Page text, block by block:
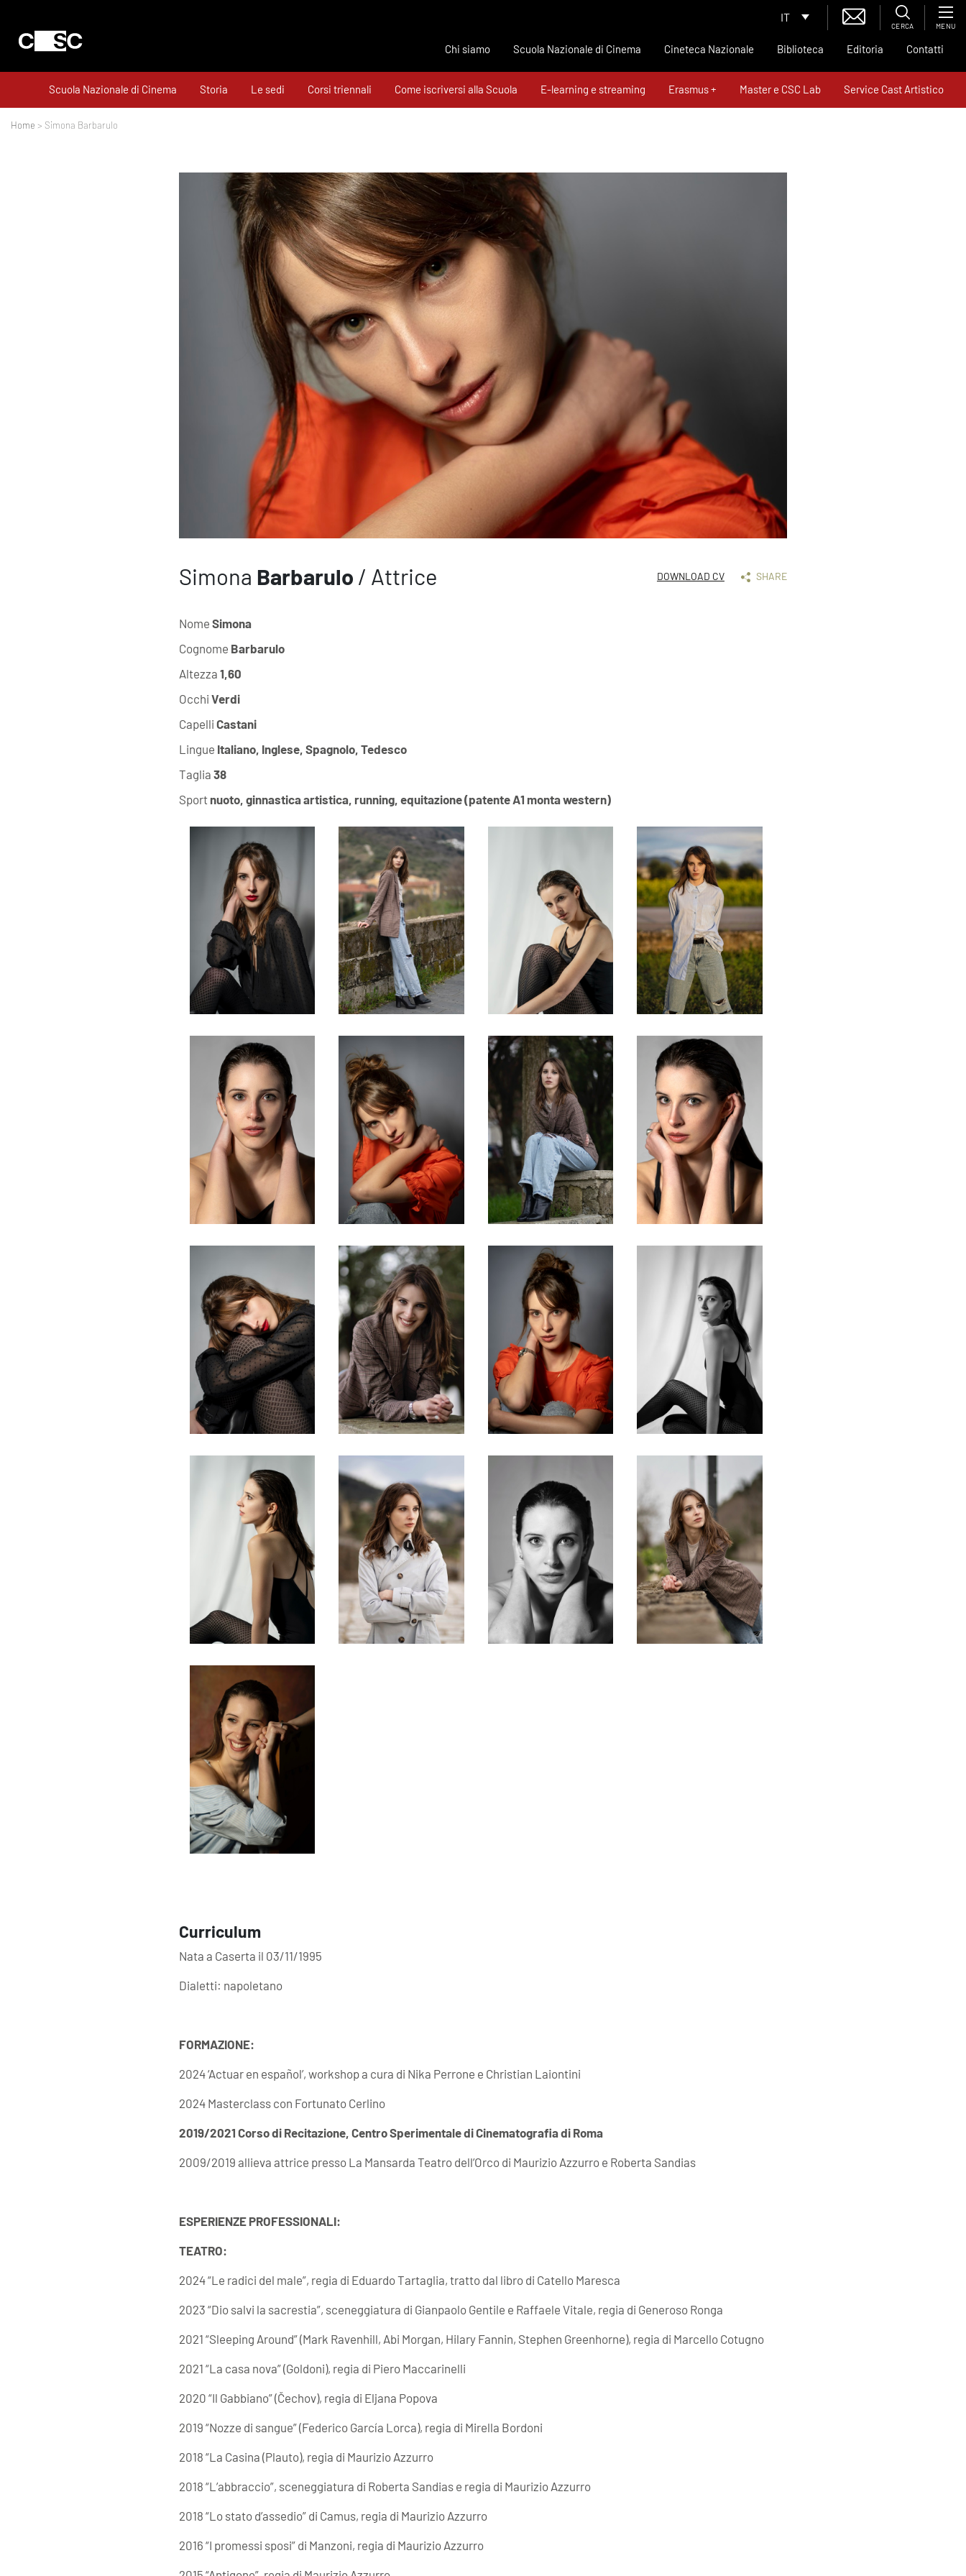
IT
CERCA MENU
Chi siamo Scuola Nazionale di Cinema Cineteca Nazionale Biblioteca Editoria Contatti
Scuola Nazionale di Cinema Storia Le sedi Corsi triennali Come iscriversi alla Scuola E-learning e streaming Erasmus + Master e CSC Lab Service Cast Artistico
Home > Simona Barbarulo
Simona Barbarulo / Attrice DOWNLOAD CV SHARE
Nome Simona
Cognome Barbarulo
Altezza 1,60
Occhi Verdi
Capelli Castani
Lingue Italiano, Inglese, Spagnolo, Tedesco
Taglia 38
Sport nuoto, ginnastica artistica, running, equitazione (patente A1 monta western)
Curriculum
Nata a Caserta il 03/11/1995
Dialetti: napoletano
FORMAZIONE:
2024 ‘Actuar en español’, workshop a cura di Nika Perrone e Christian Laiontini
2024 Masterclass con Fortunato Cerlino
2019/2021 Corso di Recitazione, Centro Sperimentale di Cinematografia di Roma
2009/2019 allieva attrice presso La Mansarda Teatro dell’Orco di Maurizio Azzurro e Roberta Sandias
ESPERIENZE PROFESSIONALI:
TEATRO:
2024 “Le radici del male”, regia di Eduardo Tartaglia, tratto dal libro di Catello Maresca
2023 “Dio salvi la sacrestia”, sceneggiatura di Gianpaolo Gentile e Raffaele Vitale, regia di Generoso Ronga
2021 “Sleeping Around” (Mark Ravenhill, Abi Morgan, Hilary Fannin, Stephen Greenhorne), regia di Marcello Cotugno
2021 “La casa nova” (Goldoni), regia di Piero Maccarinelli
2020 “Il Gabbiano” (Čechov), regia di Eljana Popova
2019 “Nozze di sangue” (Federico García Lorca), regia di Mirella Bordoni
2018 “La Casina (Plauto), regia di Maurizio Azzurro
2018 “L’abbraccio”, sceneggiatura di Roberta Sandias e regia di Maurizio Azzurro
2018 “Lo stato d’assedio” di Camus, regia di Maurizio Azzurro
2016 “I promessi sposi” di Manzoni, regia di Maurizio Azzurro